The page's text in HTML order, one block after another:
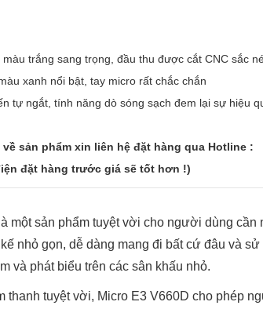
màu trắng sang trọng, đầu thu được cắt CNC sắc
xanh nổi bật, tay micro rất chắc chắn
tự ngắt, tính năng dò sóng sạch đem lại sự hiệu
sản phẩm xin liên hệ đặt hàng qua Hotline :
đặt hàng trước giá sẽ tốt hơn !)
là một sản phẩm tuyệt vời cho người dùng
nhỏ gọn, dễ dàng mang đi bất cứ đâu và
và phát biểu trên các sân khấu nhỏ.
thanh tuyệt vời, Micro E3 V660D cho phép